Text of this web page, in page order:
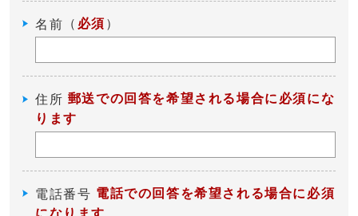
名前 （ 必須 ）
住所 郵送での回答を希望される場合に必須にな
ります
電話番号 電話での回答を希望される場合に必須
になります